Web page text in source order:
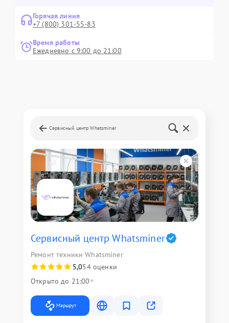
Горячая линия
+7 (800) 301-55-83
Время работы
Ежедневно с 9:00 до 21:00
Сервисный центр Whatsminer
Сервисный центр Whatsminer
Ремонт техники Whatsminer
5,054 оценки
Открыто до 21:00
Маршрут